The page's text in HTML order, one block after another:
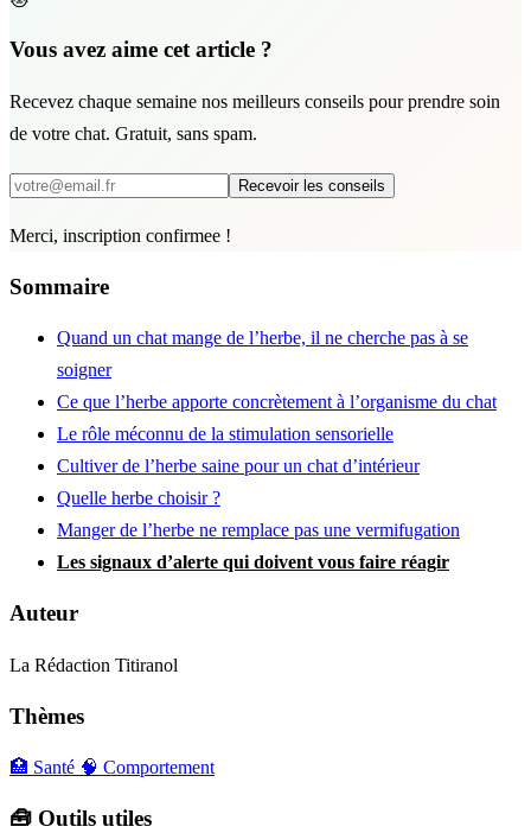
Vous avez aime cet article ?
Recevez chaque semaine nos meilleurs conseils pour prendre soin
de votre chat. Gratuit, sans spam.
Recevoir les conseils
Merci, inscription confirmee !
Sommaire
Quand un chat mange de l’herbe, il ne cherche pas à se
soigner
Ce que l’herbe apporte concrètement à l’organisme du chat
Le rôle méconnu de la stimulation sensorielle
Cultiver de l’herbe saine pour un chat d’intérieur
Quelle herbe choisir ?
Manger de l’herbe ne remplace pas une vermifugation
Les signaux d’alerte qui doivent vous faire réagir
Auteur
La Rédaction Titiranol
Thèmes
🏥 Santé 🧠 Comportement
🧰 Outils utiles